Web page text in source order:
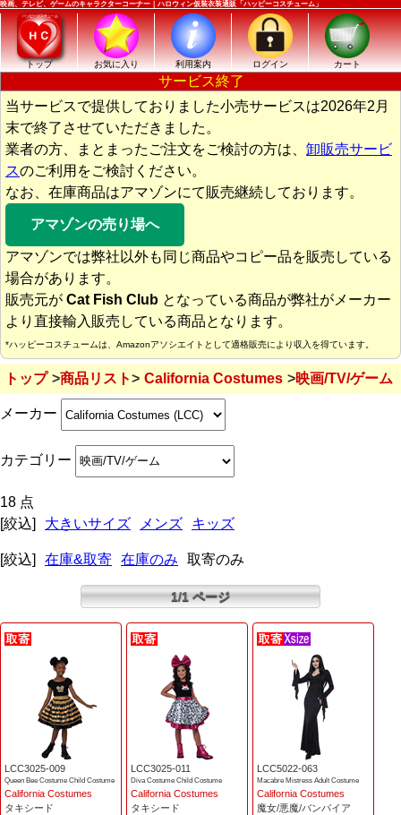
映画、テレビ、ゲームのキャラクターコーナー｜ハロウィン仮装衣装通販「ハッピーコスチューム」
トップ お気に入り 利用案内 ログイン カート
サービス終了
当サービスで提供しておりました小売サービスは2026年2月
末で終了させていただきました。
業者の方、まとまったご注文をご検討の方は、 卸販売サービ
スのご利用をご検討ください。
なお、在庫商品はアマゾンにて販売継続しております。
アマゾンの売り場へ
アマゾンでは弊社以外も同じ商品やコピー品を販売している
場合があります。
販売元が Cat Fish Club となっている商品が弊社がメーカー
より直接輸入販売している商品となります。
*ハッピーコスチュームは、Amazonアソシエイトとして適格販売により収入を得ています。
トップ 商品リスト California Costumes 映画/TV/ゲーム
メーカー
カテゴリー
18 点
[絞込]
大きいサイズ メンズ キッズ
[絞込] 在庫&取寄 在庫のみ 取寄のみ
1/1 ページ
LCC3025-009
Queen Bee Costume Child Costume
California Costumes
タキシード
LCC3025-011
Diva Costume Child Costume
California Costumes
タキシード
LCC5022-063
Macabre Mistress Adult Costume
California Costumes
魔女/悪魔/バンパイア